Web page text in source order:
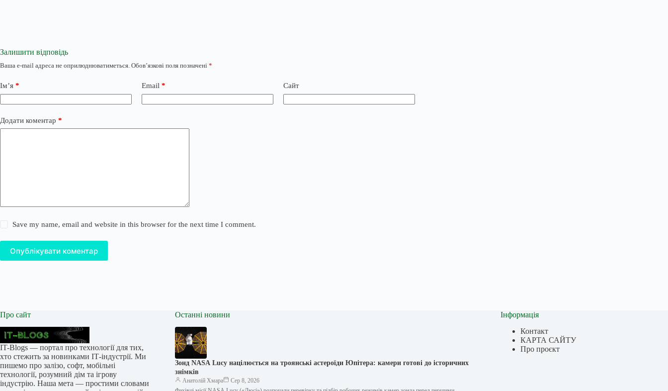
Залишити відповідь
Ваша e-mail адреса не оприлюднюватиметься. Обов’язкові поля позначені *
Ім’я * Email * Сайт
Додати коментар *
Save my name, email and website in this browser for the next time I comment.
Опублікувати коментар
Про сайт
IT-Blogs — портал про технології для тих,
хто стежить за новинками ІТ-індустрії. Ми
пишемо про залізо, софт, мобільні
технології, розумний дім та ігрову
індустрію. Наша мета — простими словами
Останні новини
Зонд NASA Lucy націлюється на троянські астероїди Юпітера: камери готові до історичних
знімків
Анатолій Хмара
Сер 8, 2026
Інформація
Контакт
КАРТА САЙТУ
Про проєкт